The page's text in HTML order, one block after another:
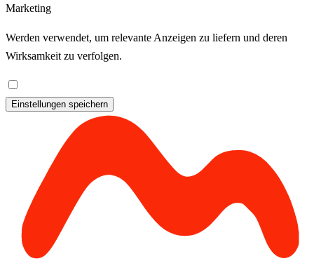
Marketing
Werden verwendet, um relevante Anzeigen zu liefern und deren
Wirksamkeit zu verfolgen.
Einstellungen speichern